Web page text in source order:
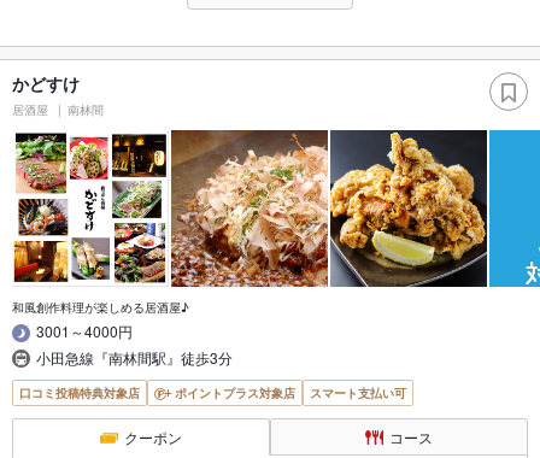
かどすけ
居酒屋 南林間
和風創作料理が楽しめる居酒屋♪
3001～4000円
小田急線『南林間駅』徒歩3分
口コミ投稿特典対象店 ポイントプラス対象店 スマート支払い可
クーポン コース